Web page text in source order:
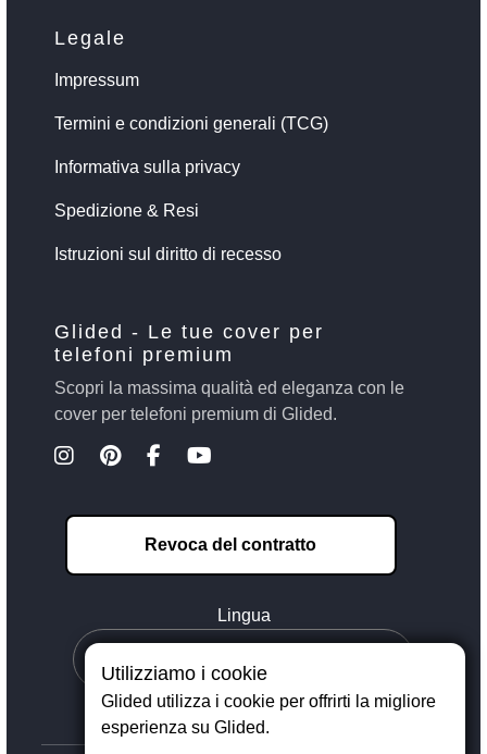
Legale
Impressum
Termini e condizioni generali (TCG)
Informativa sulla privacy
Spedizione & Resi
Istruzioni sul diritto di recesso
Glided - Le tue cover per
telefoni premium
Scopri la massima qualità ed eleganza con le
cover per telefoni premium di Glided.
Revoca del contratto
Lingua
Utilizziamo i cookie
Glided utilizza i cookie per offrirti la migliore
esperienza su Glided.